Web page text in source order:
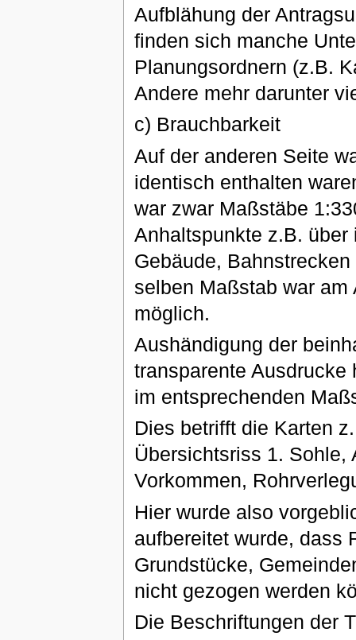
Aufblähung der
finden sich manche
Planungsordnern (z.B.
Andere mehr darunter
c) Brauchbarkeit
Auf der anderen Seite
identisch enthalten
war zwar Maßstäbe
Anhaltspunkte z.B.
Gebäude,
selben Maßstab war
möglich.
Aushändigung der
transparente
im entsprechenden
Dies betrifft die Karten
Übersichtsriss 1. Sohle,
Vorkommen,
Hier wurde also
aufbereitet wurde, dass
Grundstücke,
nicht gezogen werden
Die Beschriftungen der